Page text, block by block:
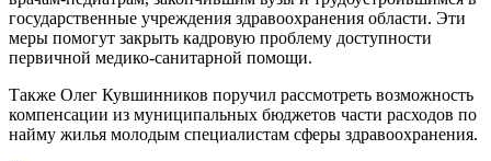
государственные учреждения здравоохранения области. Эти
меры помогут закрыть кадровую проблему доступности
первичной медико-санитарной помощи.
Также Олег Кувшинников поручил рассмотреть возможность
компенсации из муниципальных бюджетов части расходов по
найму жилья молодым специалистам сферы здравоохранения.